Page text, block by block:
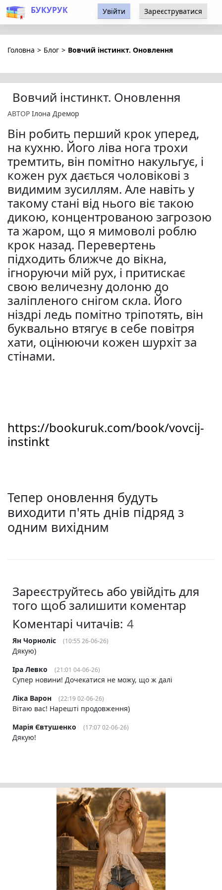
БУКУРУК Увійти Зареєструватися
Головна > Блог > Вовчий інстинкт. Оновлення
Вовчий інстинкт. Оновлення
АВТОР Ілона Дремор
Він робить перший крок уперед,
на кухню. Його ліва нога трохи
тремтить, він помітно накульгує, і
кожен рух дається чоловікові з
видимим зусиллям. Але навіть у
такому стані від нього віє такою
дикою, концентрованою загрозою
та жаром, що я мимоволі роблю
крок назад. Перевертень
підходить ближче до вікна,
ігноруючи мій рух, і притискає
свою величезну долоню до
заліпленого снігом скла. Його
ніздрі ледь помітно тріпотять, він
буквально втягує в себе повітря
хати, оцінюючи кожен шурхіт за
стінами.
https://bookuruk.com/book/vovcij-
instinkt
Тепер оновлення будуть
виходити п'ять днів підряд з
одним вихідним
Зареєструйтесь або увійдіть для
того щоб залишити коментар
Коментарі читачів:
Ян Чорноліс (10:55 26-06-26)
Дякую)
Іра Левко
(21:01 04-06-26)
Супер новини! Дочекатися не можу, що ж далі
Ліка Варон
(22:19 02-06-26)
Вітаю вас! Нарешті продовження)
Марія Євтушенко
(17:07 02-06-26)
Дякую!